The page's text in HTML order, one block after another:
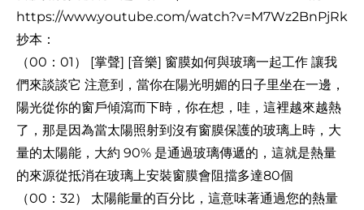
https://www.youtube.com/watch?v=M7Wz2BnPjRk
抄本：
（00：01） [掌聲] [音樂] 窗膜如何與玻璃一起工作 讓我
們來談談它 注意到，當你在陽光明媚的日子里坐在一邊，
陽光從你的窗戶傾瀉而下時，你在想，哇，這裡越來越熱
了，那是因為當太陽照射到沒有窗膜保護的玻璃上時，大
量的太陽能，大約 90% 是通過玻璃傳遞的，這就是熱量
的來源從抵消在玻璃上安裝窗膜會阻擋多達80個
（00：32） 太陽能量的百分比，這意味著通過您的熱量